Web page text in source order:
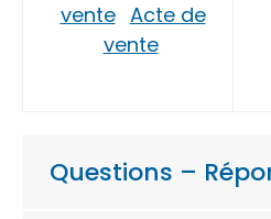
vente Acte de
vente
Questions –